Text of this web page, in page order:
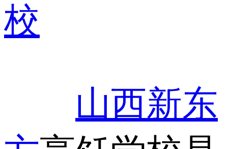
校
山西新东